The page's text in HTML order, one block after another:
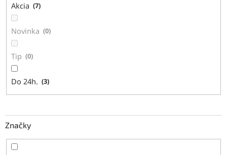
Akcia 7
Novinka 0
Tip 0
Do 24h. 3
Značky